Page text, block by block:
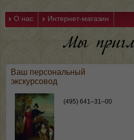
О нас Интернет-магазин
Ваш персональный
экскурсовод
(495) 641–31–00